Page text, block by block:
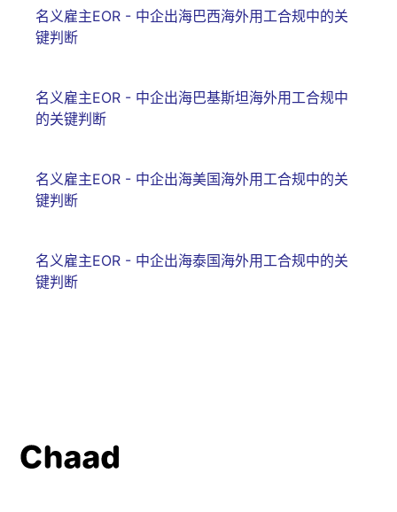
名义雇主EOR - 中企出海巴西海外用工合规中的关
键判断
名义雇主EOR - 中企出海巴基斯坦海外用工合规中
的关键判断
名义雇主EOR - 中企出海美国海外用工合规中的关
键判断
名义雇主EOR - 中企出海泰国海外用工合规中的关
键判断